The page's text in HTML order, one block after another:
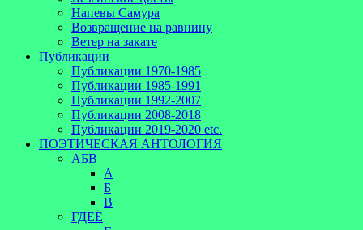
Напевы Самура
Возвращение на равнину
Ветер на закате
Публикации
Публикации 1970-1985
Публикации 1985-1991
Публикации 1992-2007
Публикации 2008-2018
Публикации 2019-2020 etc.
ПОЭТИЧЕСКАЯ АНТОЛОГИЯ
АБВ
А
Б
В
ГДЕЁ